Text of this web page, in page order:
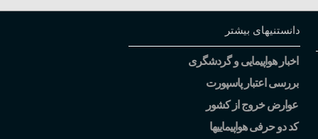
دانستنیهای بیشتر
اخبار هواپیمایی و گردشگری
بررسی اعتبار پاسپورت
عوارض خروج از کشور
کد دو حرفی هواپیماییها